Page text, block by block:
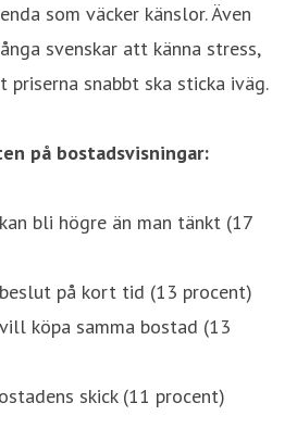
som väcker känslor. Även
svenskar att känna stress,
snabbt ska sticka iväg.
på bostadsvisningar:
bli högre än man tänkt (17
på kort tid (13 procent)
köpa samma bostad (13
skick (11 procent)